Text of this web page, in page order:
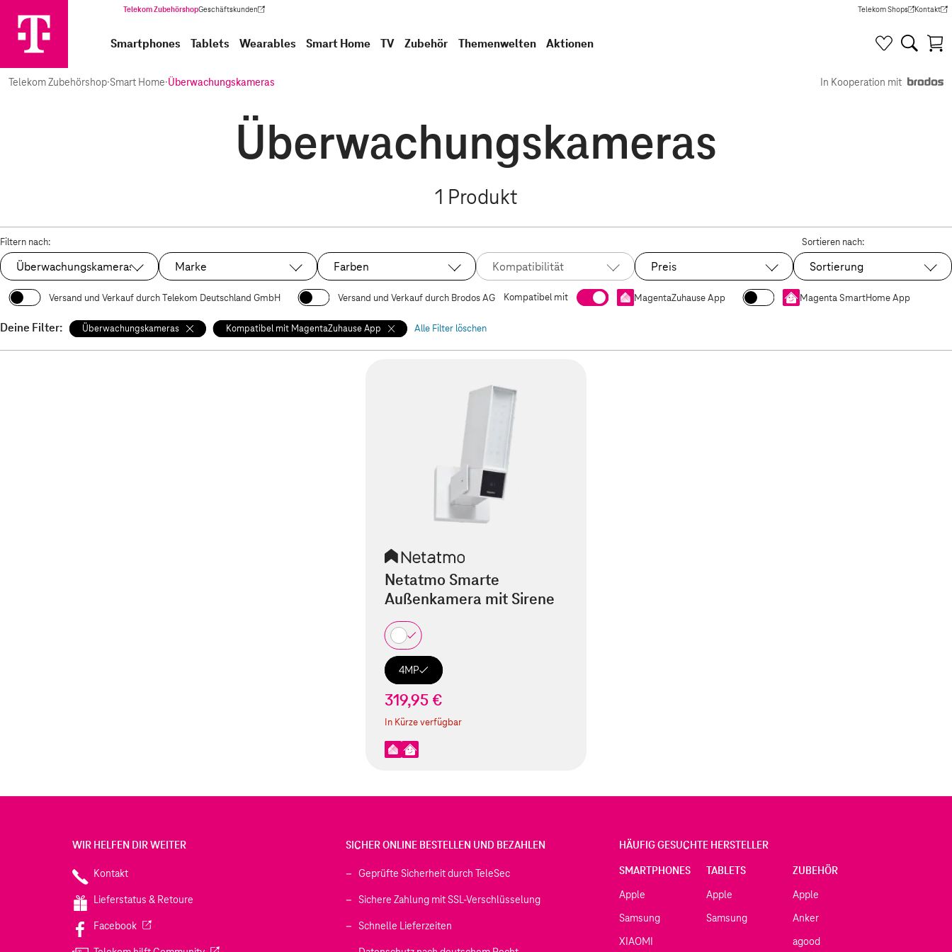
Telekom ZubehörshopGeschäftskunden
(Wird in einem neuen Tab geöffnet) Telekom Shops
(Wird in einem neuen Tab
Kontakt
(Wird in
Smartphones Tablets Wearables Smart Home TV Zubehör Themenwelten Aktionen
Telekom Zubehörshop·Smart Home·Überwachungskameras In Kooperation mit
Überwachungskameras
1 Produkt
Filtern nach:
Ausgewählt:
Überwachungskameras Marke Farben Kompatibilität Preis
Sortieren nach:
Sortierung
Versand und Verkauf durch Telekom Deutschland GmbH Versand und Verkauf durch Brodos AG Kompatibel mit MagentaZuhause App Magenta SmartHome App
Deine Filter: Überwachungskameras Kompatibel mit MagentaZuhause App Alle Filter löschen
Netatmo Smarte
Außenkamera mit Sirene
4MP
319,95 €
In Kürze verfügbar
WIR HELFEN DIR WEITER
Kontakt
Lieferstatus & Retoure
Facebook(Wird in einem neuen Tab geöffnet)
SICHER ONLINE BESTELLEN UND BEZAHLEN
Geprüfte Sicherheit durch TeleSec
Sichere Zahlung mit SSL-Verschlüsselung
Schnelle Lieferzeiten
HÄUFIG GESUCHTE HERSTELLER
SMARTPHONES
Apple
Samsung
XIAOMI
TABLETS
Apple
Samsung
ZUBEHÖR
Apple
Anker
agood